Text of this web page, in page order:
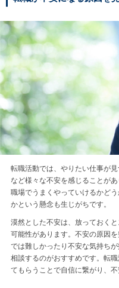
転職活動では、やりたい仕事が
など様々な不安を感じることが
職場でうまくやっていけるかど
かという懸念も生じがちです。
漠然とした不安は、放っておく
可能性があります。不安の原因
では難しかったり不安な気持ち
相談するのがおすすめです。転
てもらうことで自信に繋がり、